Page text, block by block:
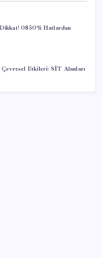
Dikkat! 0850’li Hatlardan
Çevresel Etkileri: SİT Alanları